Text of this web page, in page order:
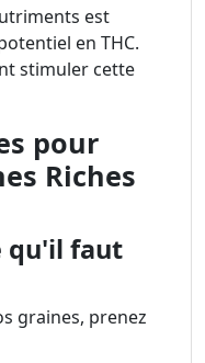
est
en THC.
stimuler cette
pour
Riches
qu'il faut
graines, prenez